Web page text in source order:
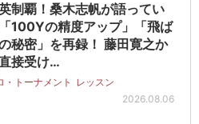
制覇！桑木志帆が語ってい
100Yの精度アップ」「飛ば
秘密」を再録！ 藤田寛之か
接受け…
・トーナメント レッスン
2026.08.06